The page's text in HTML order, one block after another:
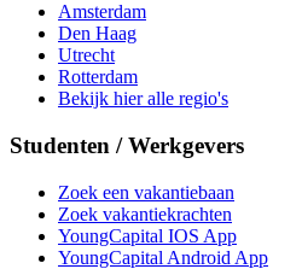
Amsterdam
Den Haag
Utrecht
Rotterdam
Bekijk hier alle regio's
Studenten / Werkgevers
Zoek een vakantiebaan
Zoek vakantiekrachten
YoungCapital IOS App
YoungCapital Android App